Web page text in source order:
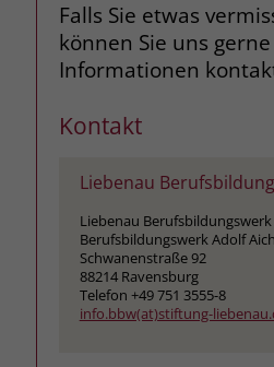
Falls Sie etwas
können Sie uns
Informationen
Kontakt
Liebenau
Liebenau
Berufsbildungswerk Adolf Aich
Schwanenstraße 92
88214 Ravensburg
Telefon +49 751 3555-8
info.bbw(at)stiftung-